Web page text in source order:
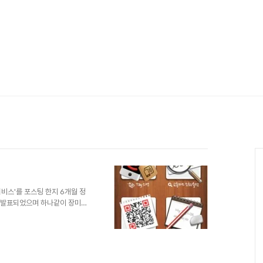
스'를 포스팅 한지 6개월 정
표되었으며 하나같이 장미빛
총 3억대의 NFC Smart